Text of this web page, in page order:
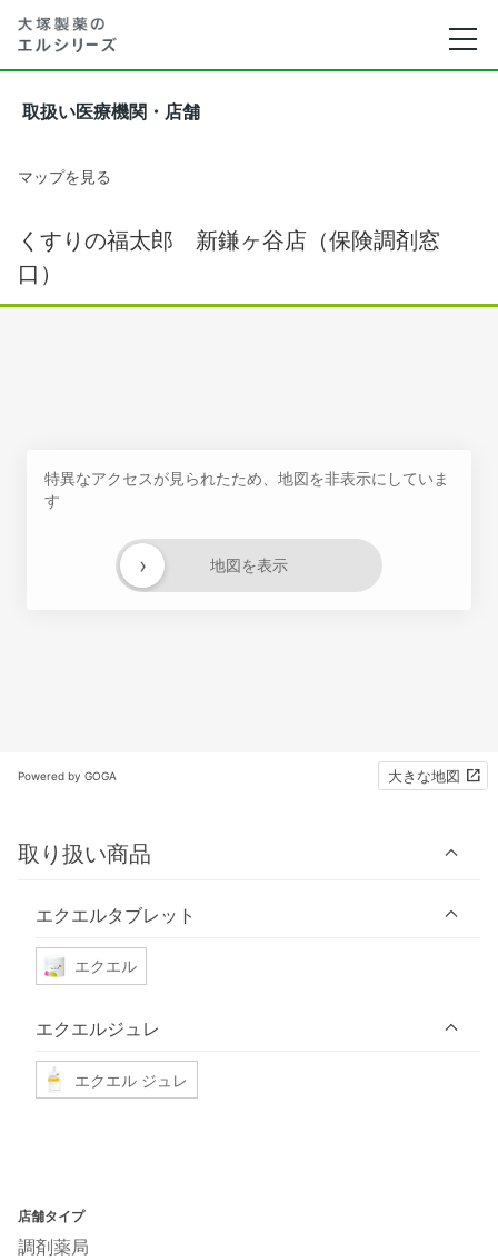
取扱い医療機関・店舗
マップを見る
くすりの福太郎 新鎌ヶ谷店（保険調剤窓
口）
特異なアクセスが見られたため、地図を非表示にしていま
す
地図を表示
›
Powered by GOGA 大きな地図
取り扱い商品
エクエルタブレット
エクエル
エクエルジュレ
エクエル ジュレ
店舗タイプ
調剤薬局